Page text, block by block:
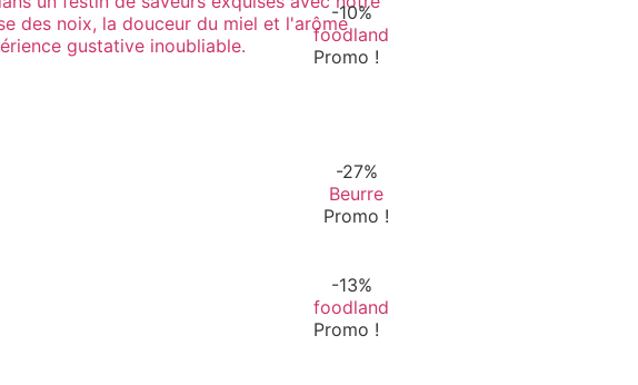
-10%
foodland
Promo !
-27%
Beurre
Promo !
-13%
foodland
Promo !